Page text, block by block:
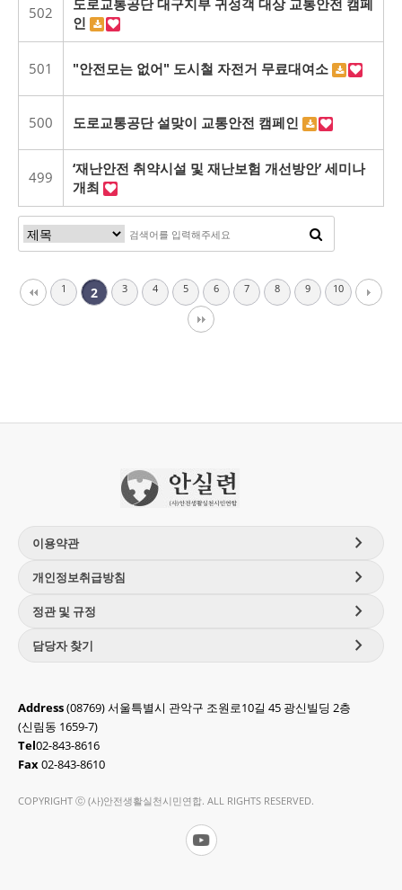
502
도로교통공단 대구지부 귀성객 대상 교통안전 캠페
인
501 "안전모는 없어" 도시철 자전거 무료대여소
500 도로교통공단 설맞이 교통안전 캠페인
499
‘재난안전 취약시설 및 재난보험 개선방안’ 세미나
개최
1 2 3 4 5 6 7 8 9 10
이용약관 chevron_right
개인정보취급방침 chevron_right
정관 및 규정 chevron_right
담당자 찾기 chevron_right
Address(08769) 서울특별시 관악구 조원로10길 45 광신빌딩 2층
(신림동 1659-7)
Tel02-843-8616
Fax02-843-8610
COPYRIGHT ⓒ (사)안전생활실천시민연합. ALL RIGHTS RESERVED.